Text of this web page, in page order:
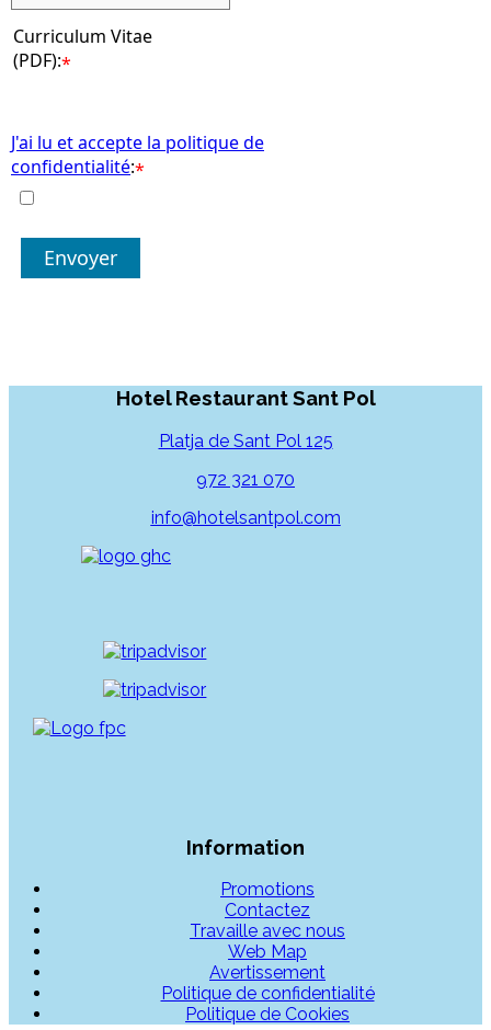
Curriculum Vitae
(PDF):*
J'ai lu et accepte la politique de
confidentialité:*
Envoyer
Hotel Restaurant Sant Pol
Platja de Sant Pol 125
972 321 070
info@hotelsantpol.com
Information
Promotions
Contactez
Travaille avec nous
Web Map
Avertissement
Politique de confidentialité
Politique de Cookies